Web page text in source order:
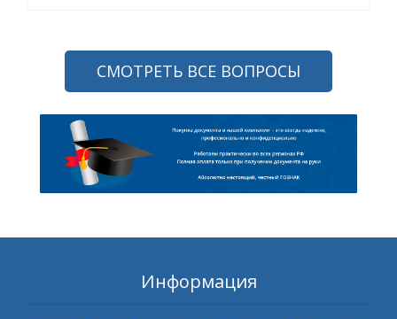
СМОТРЕТЬ ВСЕ ВОПРОСЫ
Информация